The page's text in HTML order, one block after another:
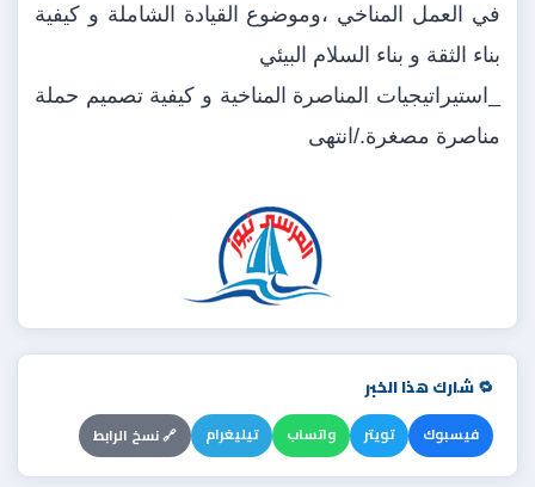
في العمل المناخي ،وموضوع القيادة الشاملة و كيفية
بناء الثقة و بناء السلام البيئي
_استيراتيجيات المناصرة المناخية و كيفية تصميم حملة
مناصرة مصغرة./انتهى
🔁 شارك هذا الخبر
فيسبوك تويتر واتساب تيليغرام 🔗 نسخ الرابط